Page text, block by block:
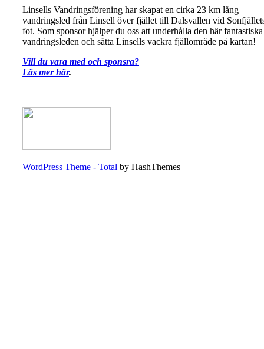
Linsells Vandringsförening har skapat en cirka 23 km lång
vandringsled från Linsell över fjället till Dalsvallen vid
fot. Som sponsor hjälper du oss att underhålla den här fantastiska
vandringsleden och sätta Linsells vackra fjällområde på kartan!
Vill du vara med och sponsra?
Läs mer här.
WordPress Theme - Total by HashThemes